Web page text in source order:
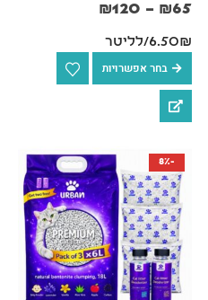
מהירה עם ניחוח לוונדר מרגיע
לנטרול ריחות יעיל במיוחד.
₪65
–
₪120
6.50₪/לליטר
בחר אפשרויות
-8%